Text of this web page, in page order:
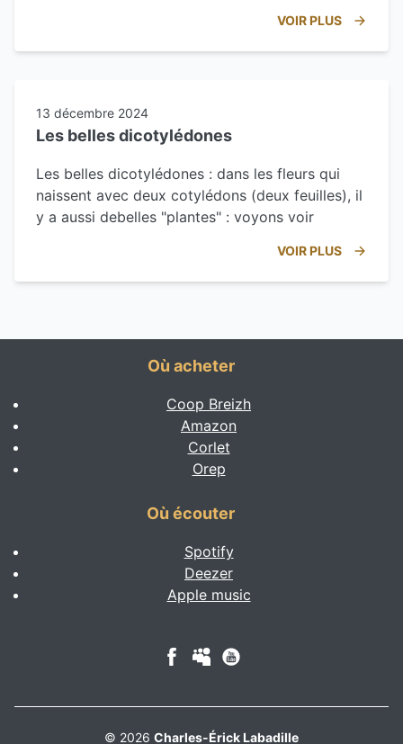
VOIR PLUS
13 décembre 2024
Les belles dicotylédones
Les belles dicotylédones : dans les fleurs qui
naissent avec deux cotylédons (deux feuilles), il
y a aussi debelles "plantes" : voyons voir
VOIR PLUS
Où acheter
Coop Breizh
Amazon
Corlet
Orep
Où écouter
Spotify
Deezer
Apple music
Page Facebook
MySpace account
YouTube account
© 2026 Charles-Érick Labadille